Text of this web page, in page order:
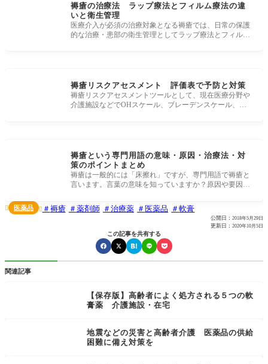
褥瘡の治療法 ラップ療法とフィルム療法の違
いと衛生管理
医療介入が必須の治療対象となる褥瘡では、日常の保護
的な治療・患部の衛生管理としてラップ療法とフィルム
褥瘡リスクアセスメント 評価表で予防と対策
褥瘡リスクアセスメントツールとして、現在医療分野や
介護施設などでOHスケール、ブレーデンスケール、褥
褥瘡という専門用語の意味・原因・治療法・対
策のポイントまとめ
褥瘡は一般的には「床擦れ」ですが、専門用語で褥瘡と
言います。言葉の意味を知っていますか？原因や要因、
 医薬品  褥瘡 薬剤師 治療薬 医薬品 軟膏
公開日： 2018年5月29日
更新日： 2020年10月5日
この記事を共有する
関連記事
【保存版】高齢者によく処方される５つの軟
膏薬 介護施設・在宅
地震などの災害と高齢者介護 医薬品の供給
困難に備え対策を